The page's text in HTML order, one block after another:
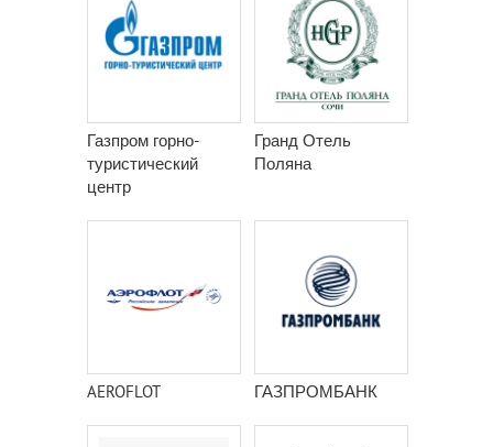
Газпром горно-
туристический
центр
Гранд Отель
Поляна
AEROFLOT ГАЗПРОМБАНК